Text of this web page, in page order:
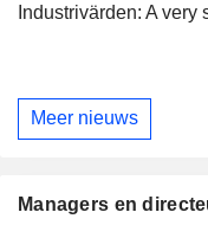
Industrivärden: A
Meer nieuws
Managers en